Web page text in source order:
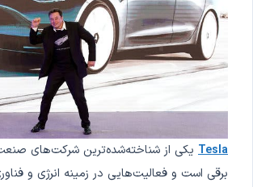
Tesla یکی از شناخته‌شده‌ترین شرکت‌های
برقی است و فعالیت‌هایی در زمینه انرژی و